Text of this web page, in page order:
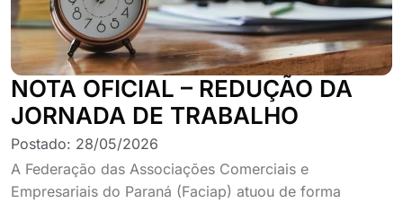
NOTA OFICIAL – REDUÇÃO DA
JORNADA DE TRABALHO
Postado: 28/05/2026
A Federação das Associações Comerciais e
Empresariais do Paraná (Faciap) atuou de forma